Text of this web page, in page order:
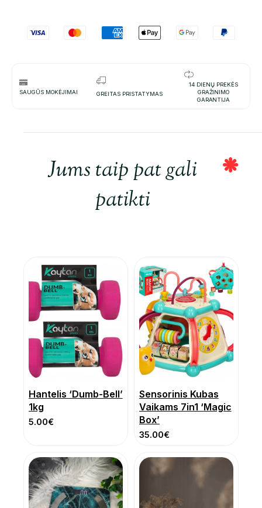
SAUGŪS MOKĖJIMAI GREITAS PRISTATYMAS
14 DIENŲ PREKĖS
GRAŽINIMO
GARANTIJA
Jums taip pat gali
patikti
Hantelis ‘Dumb-Bell’
1kg
5.00€
Sensorinis Kubas
Vaikams 7in1 ‘Magic
Box’
35.00€